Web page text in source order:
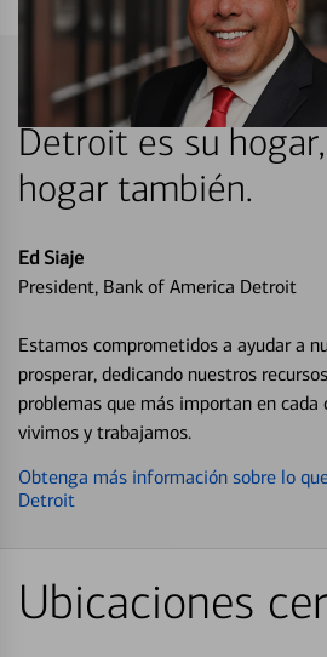
Detroit es su
hogar también.
Ed Siaje
President, Bank of America Detroit
Estamos comprometidos a ayudar a
prosperar, dedicando nuestros
problemas que más importan en cada
vivimos y trabajamos.
Obtenga más información sobre lo
Detroit
Ubicaciones